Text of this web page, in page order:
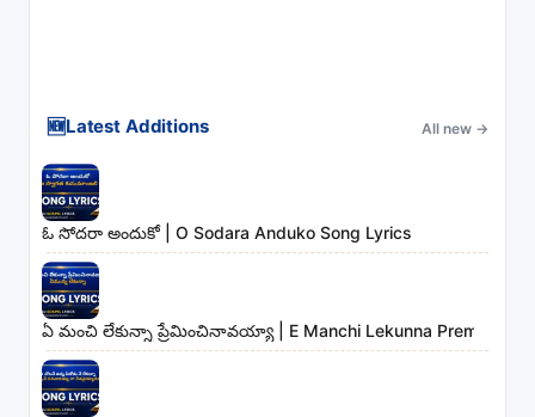
🆕Latest Additions All new →
ఓ సోదరా అందుకో | O Sodara Anduko Song Lyrics
ఏ మంచి లేకున్నా ప్రేమించినావయ్యా | E Manchi Lekunna